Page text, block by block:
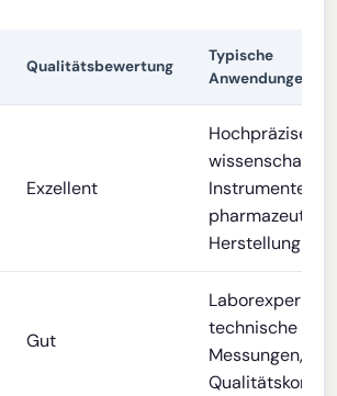
Qualitätsbewertung
Typische
Anwendungen
Exzellent
Hochpräzise
Instrumente,
Herstellung
Gut
technische
Messungen,